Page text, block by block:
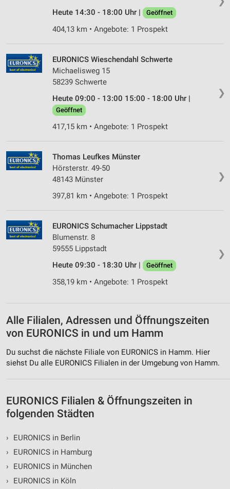
Heute 14:30 - 18:00 Uhr |
Geöffnet
404,13 km • Angebote: 1 Prospekt
❯
EURONICS Wieschendahl Schwerte
Michaelisweg 15
58239 Schwerte
Heute 09:00 - 13:00 15:00 - 18:00 Uhr |
Geöffnet
417,15 km • Angebote: 1 Prospekt
❯
Thomas Leufkes Münster
Hörsterstr. 49-50
48143 Münster
397,81 km • Angebote: 1 Prospekt
❯
EURONICS Schumacher Lippstadt
Blumenstr. 8
59555 Lippstadt
Heute 09:30 - 18:30 Uhr |
Geöffnet
358,19 km • Angebote: 1 Prospekt
Alle Filialen, Adressen und Öffnungszeiten
von EURONICS in und um Hamm
Du suchst die nächste Filiale von EURONICS in Hamm. Hier
siehst Du alle EURONICS Filialen in der Umgebung von Hamm.
EURONICS Filialen & Öffnungszeiten in
folgenden Städten
›
EURONICS in Berlin
›
EURONICS in Hamburg
›
EURONICS in München
›
EURONICS in Köln
Verwendung reduzierter Daten zur Auswahl von
Verwendung genauer Standortdaten
Geräte anhand von aktiv angeforderten
Informationen identifizieren
Nicht-IAB-Verarbeitungszwecke:
Funktional